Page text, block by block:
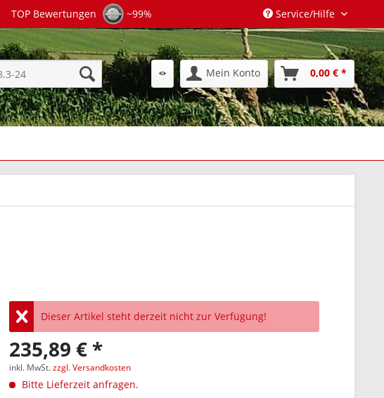
TOP Bewertungen ~99% Service/Hilfe
Mein Konto 0,00 € *
Dieser Artikel steht derzeit nicht zur Verfügung!
235,89 € *
inkl. MwSt.zzgl. Versandkosten
Bitte Lieferzeit anfragen.